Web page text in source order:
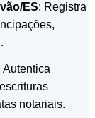
ES: Registra
Autentica
notariais.